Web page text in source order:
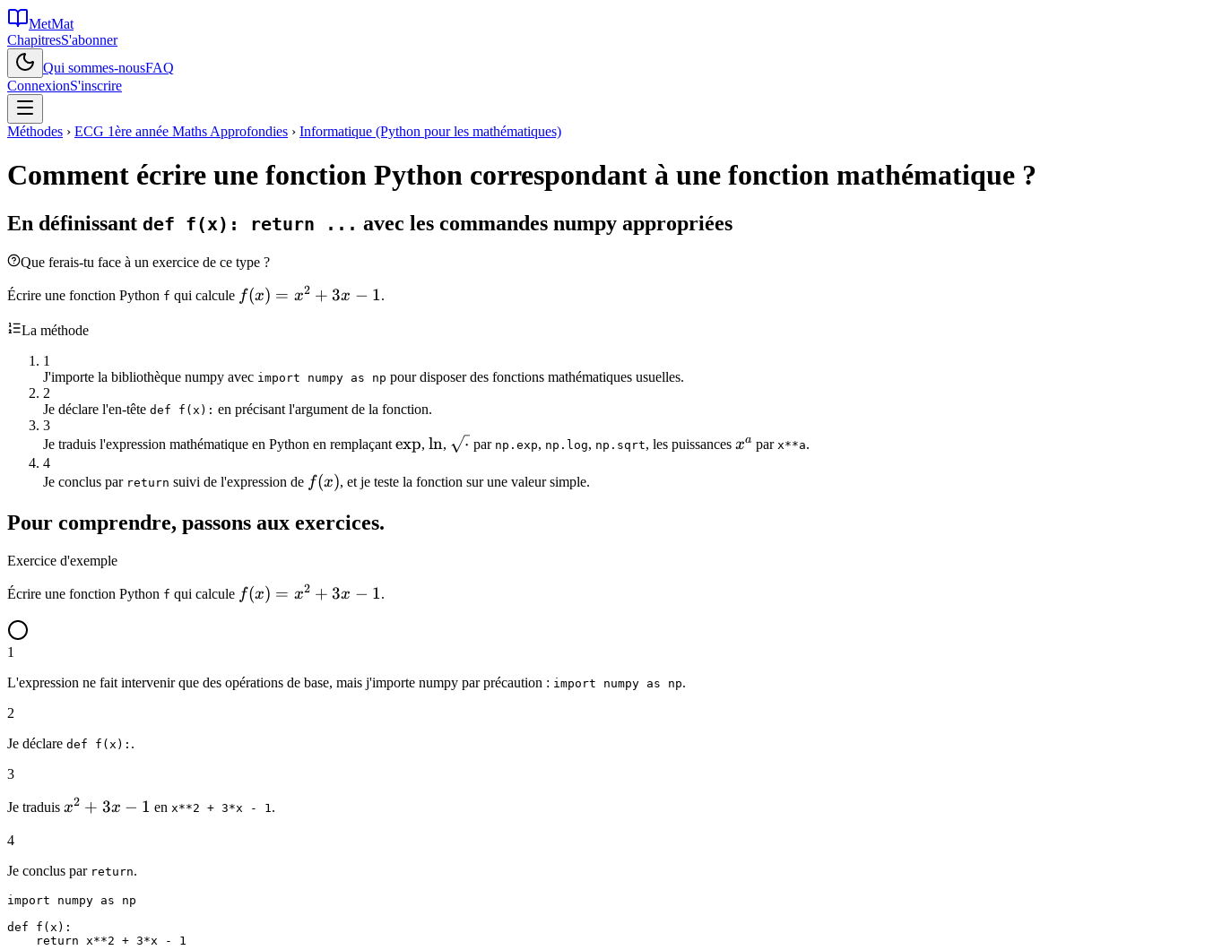
MetMat
ChapitresS'abonner
Qui sommes-nousFAQ
ConnexionS'inscrire
Méthodes › ECG 1ère année Maths Approfondies › Informatique (Python pour les mathématiques)
Comment écrire une fonction Python correspondant à une fonction mathématique ?
En définissant def f(x): return ... avec les commandes numpy appropriées
Que ferais-tu face à un exercice de ce type ?
Écrire une fonction Python f qui calcule f(x)
3x
f(x) = x2 + 3x − 1.
La méthode
1
J'importe la bibliothèque numpy avec import numpy as np pour disposer des fonctions mathématiques usuelles.
2
Je déclare l'en-tête def f(x): en précisant l'argument de la fonction.
3
Je traduis l'expression mathématique en Python en remplaçant \exp
exp, \ln
ln, \sqrt{\cdot}
⋅ par np.exp, np.log, np.sqrt, les puissances x^a
xa par x**a.
4
Je conclus par return suivi de l'expression de f(x)
f(x), et je teste la fonction sur une valeur simple.
Pour comprendre, passons aux exercices.
Exercice d'exemple
Écrire une fonction Python f qui calcule f(x)
3x
f(x) = x2 + 3x − 1.
1
L'expression ne fait intervenir que des opérations de base, mais j'importe numpy par précaution : import numpy as np.
2
Je déclare def f(x): .
3
Je traduis x^2
- 1
x2 + 3x − 1 en x**2 + 3*x - 1 .
4
Je conclus par return.
import numpy as np
def f(x):